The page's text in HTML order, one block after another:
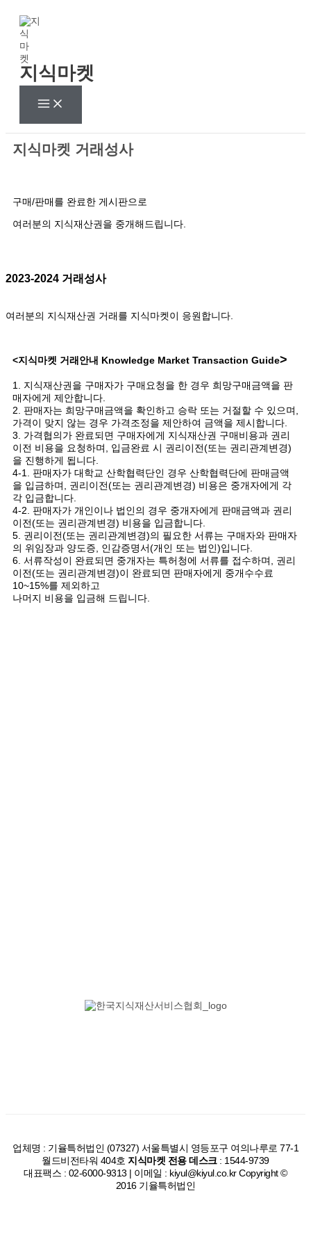
지식마켓
지식마켓 거래성사
구매/판매를 완료한 게시판으로
여러분의 지식재산권을 중개해드립니다.
2023-2024 거래성사
여러분의 지식재산권 거래를 지식마켓이 응원합니다.
<지식마켓 거래안내 Knowledge Market Transaction Guide>
1. 지식재산권을 구매자가 구매요청을 한 경우 희망구매금액을 판
매자에게 제안합니다.
2. 판매자는 희망구매금액을 확인하고 승락 또는 거절할 수 있으며,
가격이 맞지 않는 경우 가격조정을 제안하여 금액을 제시합니다.
3. 가격협의가 완료되면 구매자에게 지식재산권 구매비용과 권리
이전 비용을 요청하며, 입금완료 시 권리이전(또는 권리관계변경)
을 진행하게 됩니다.
4-1. 판매자가 대학교 산학협력단인 경우 산학협력단에 판매금액
을 입금하며, 권리이전(또는 권리관계변경) 비용은 중개자에게 각
각 입금합니다.
4-2. 판매자가 개인이나 법인의 경우 중개자에게 판매금액과 권리
이전(또는 권리관계변경) 비용을 입금합니다.
5. 권리이전(또는 권리관계변경)의 필요한 서류는 구매자와 판매자
의 위임장과 양도증, 인감증명서(개인 또는 법인)입니다.
6. 서류작성이 완료되면 중개자는 특허청에 서류를 접수하며, 권리
이전(또는 권리관계변경)이 완료되면 판매자에게 중개수수료
10~15%를 제외하고
나머지 비용을 입금해 드립니다.
업체명 : 기율특허법인 (07327) 서울특별시 영등포구 여의나루로 77-1
월드비전타워 404호 지식마켓 전용 데스크: 1544-9739
대표팩스 : 02-6000-9313 | 이메일 : kiyul@kiyul.co.kr Copyright ©
2016 기율특허법인